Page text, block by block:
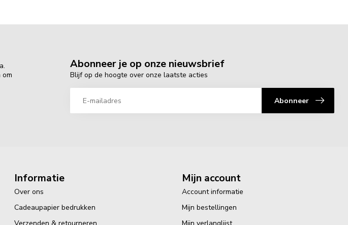
Abonneer je op onze nieuwsbrief
Blijf op de hoogte over onze laatste acties
Abonneer
Informatie
Over ons
Cadeaupapier bedrukken
Mijn account
Account informatie
Mijn bestellingen